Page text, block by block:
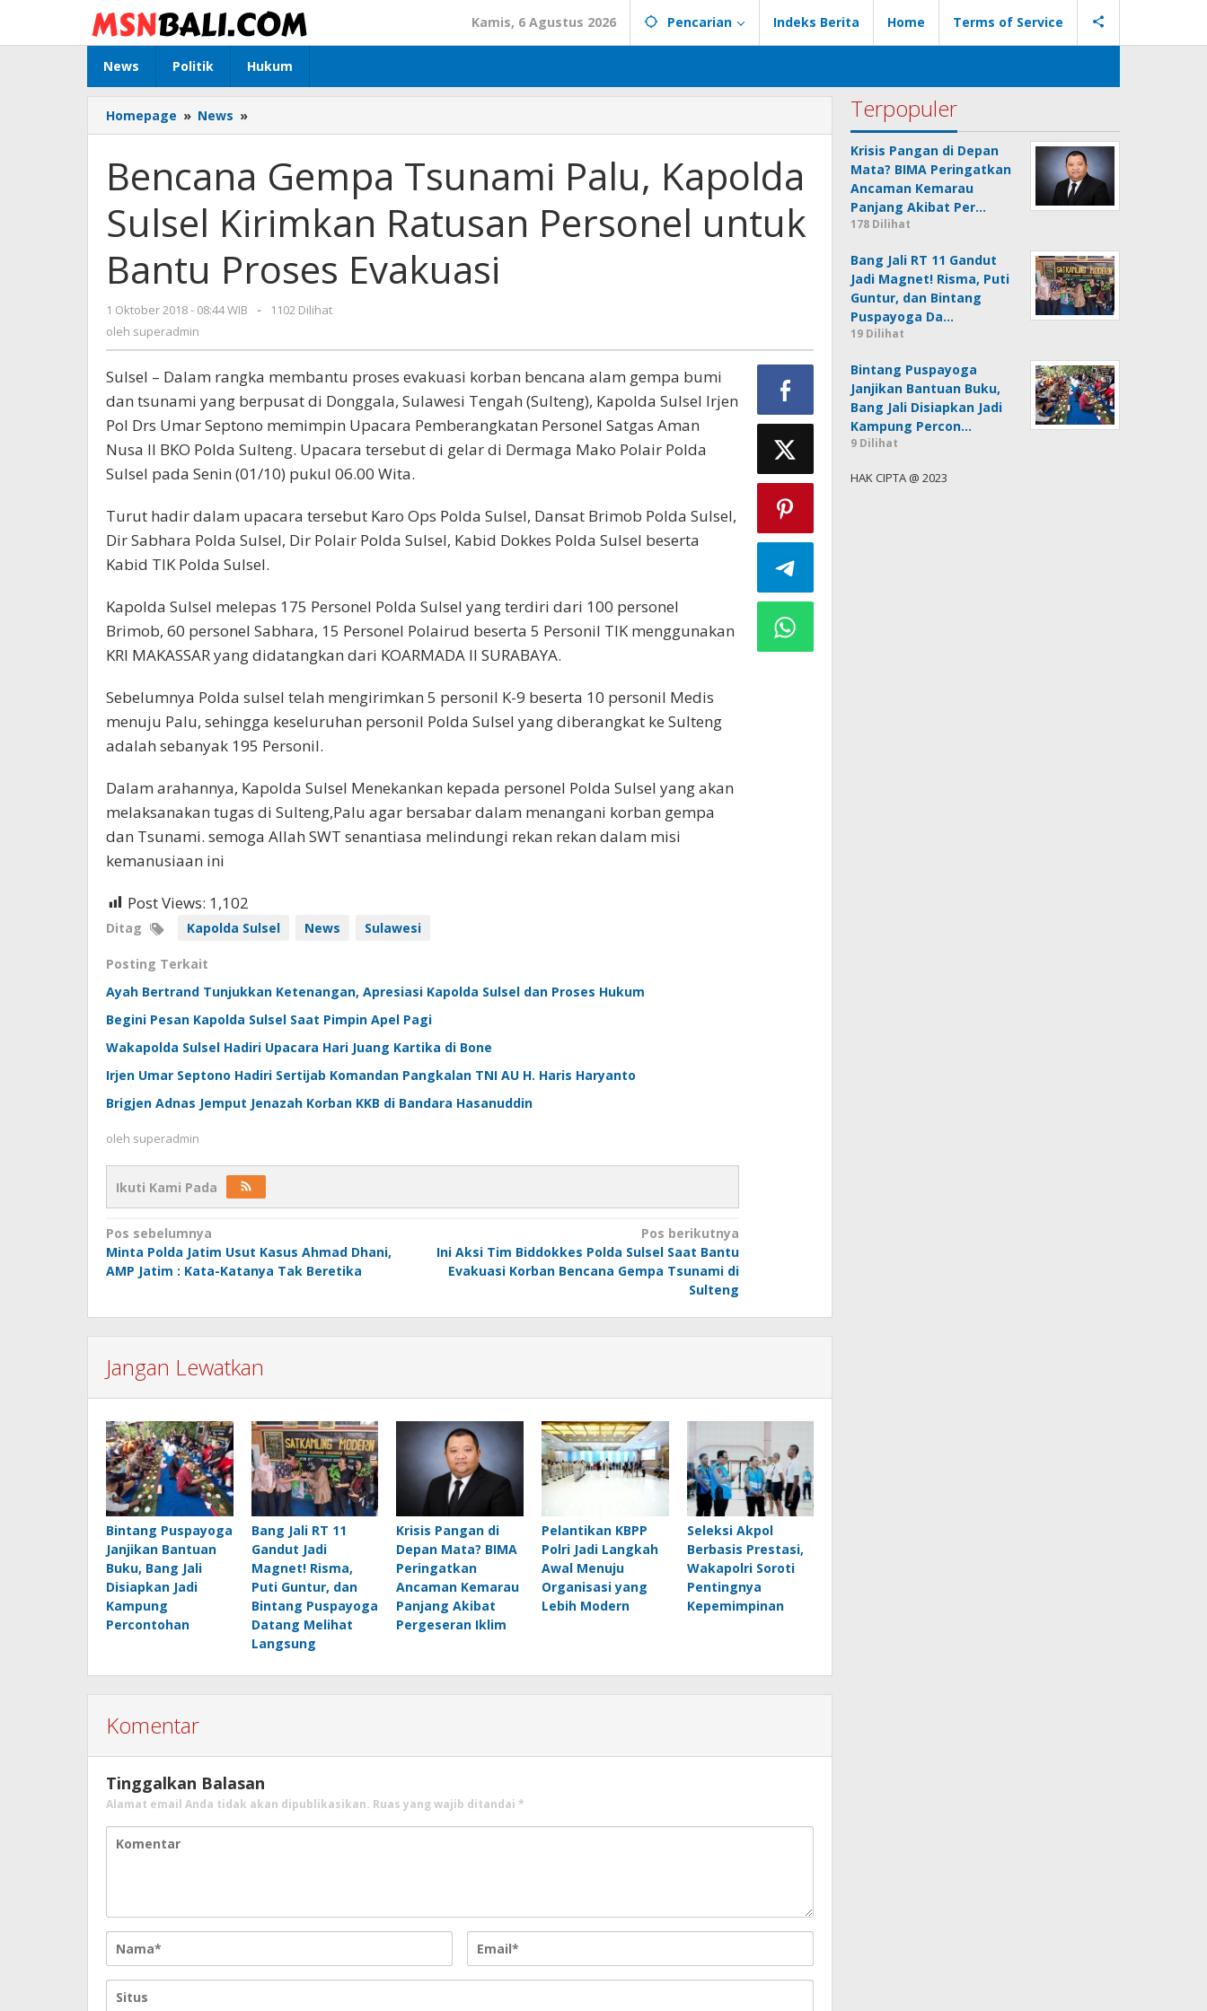
konten
Kamis, 6 Agustus 2026 Pencarian Indeks Berita Home Terms of Service
News Politik Hukum
Homepage » News »
Gempa
Palu,
Kapolda
Sulsel
Kirimkan
Personel
untuk
Bantu
Bencana Gempa Tsunami Palu, Kapolda
Sulsel Kirimkan Ratusan Personel untuk
Bantu Proses Evakuasi
1 Oktober 2018 - 08:44 WIB
oleh
-
1102 Dilihat
oleh superadmin
Sulsel – Dalam rangka membantu proses evakuasi korban bencana alam gempa bumi
dan tsunami yang berpusat di Donggala, Sulawesi Tengah (Sulteng), Kapolda Sulsel Irjen
Pol Drs Umar Septono memimpin Upacara Pemberangkatan Personel Satgas Aman
Nusa II BKO Polda Sulteng. Upacara tersebut di gelar di Dermaga Mako Polair Polda
Sulsel pada Senin (01/10) pukul 06.00 Wita.
Turut hadir dalam upacara tersebut Karo Ops Polda Sulsel, Dansat Brimob Polda Sulsel,
Dir Sabhara Polda Sulsel, Dir Polair Polda Sulsel, Kabid Dokkes Polda Sulsel beserta
Kabid TIK Polda Sulsel.
Kapolda Sulsel melepas 175 Personel Polda Sulsel yang terdiri dari 100 personel
Brimob, 60 personel Sabhara, 15 Personel Polairud beserta 5 Personil TIK menggunakan
KRI MAKASSAR yang didatangkan dari KOARMADA II SURABAYA.
Sebelumnya Polda sulsel telah mengirimkan 5 personil K-9 beserta 10 personil Medis
menuju Palu, sehingga keseluruhan personil Polda Sulsel yang diberangkat ke Sulteng
adalah sebanyak 195 Personil.
Dalam arahannya, Kapolda Sulsel Menekankan kepada personel Polda Sulsel yang akan
melaksanakan tugas di Sulteng,Palu agar bersabar dalam menangani korban gempa
dan Tsunami. semoga Allah SWT senantiasa melindungi rekan rekan dalam misi
kemanusiaan ini
Post Views: 1,102
Ditag Kapolda Sulsel News Sulawesi
Posting Terkait
Ayah Bertrand Tunjukkan Ketenangan, Apresiasi Kapolda Sulsel dan Proses Hukum
Begini Pesan Kapolda Sulsel Saat Pimpin Apel Pagi
Wakapolda Sulsel Hadiri Upacara Hari Juang Kartika di Bone
Irjen Umar Septono Hadiri Sertijab Komandan Pangkalan TNI AU H. Haris Haryanto
Brigjen Adnas Jemput Jenazah Korban KKB di Bandara Hasanuddin
oleh superadmin
Ikuti Kami Pada
Navigasi
pos
Pos sebelumnya
Minta Polda Jatim Usut Kasus Ahmad Dhani,
AMP Jatim : Kata-Katanya Tak Beretika
Pos berikutnya
Ini Aksi Tim Biddokkes Polda Sulsel Saat Bantu
Evakuasi Korban Bencana Gempa Tsunami di
Sulteng
Jangan Lewatkan
Bintang Puspayoga
Janjikan Bantuan
Buku, Bang Jali
Disiapkan Jadi
Kampung
Percontohan
Bang Jali RT 11
Gandut Jadi
Magnet! Risma,
Puti Guntur, dan
Bintang Puspayoga
Datang Melihat
Langsung
Krisis Pangan di
Depan Mata? BIMA
Peringatkan
Ancaman Kemarau
Panjang Akibat
Pergeseran Iklim
Pelantikan KBPP
Polri Jadi Langkah
Awal Menuju
Organisasi yang
Lebih Modern
Seleksi Akpol
Berbasis Prestasi,
Wakapolri Soroti
Pentingnya
Kepemimpinan
Komentar
Tinggalkan Balasan
Alamat email Anda tidak akan dipublikasikan. Ruas yang wajib ditandai *
Terpopuler
Krisis Pangan di Depan
Mata? BIMA Peringatkan
Ancaman Kemarau
Panjang Akibat Per…
178 Dilihat
Bang Jali RT 11 Gandut
Jadi Magnet! Risma, Puti
Guntur, dan Bintang
Puspayoga Da…
19 Dilihat
Bintang Puspayoga
Janjikan Bantuan Buku,
Bang Jali Disiapkan Jadi
Kampung Percon…
9 Dilihat
HAK CIPTA @ 2023